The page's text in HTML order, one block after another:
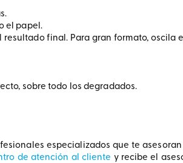
el papel.
final. Para gran formato, oscila
sobre todo los degradados.
especializados que te
de atención al cliente y recibe el